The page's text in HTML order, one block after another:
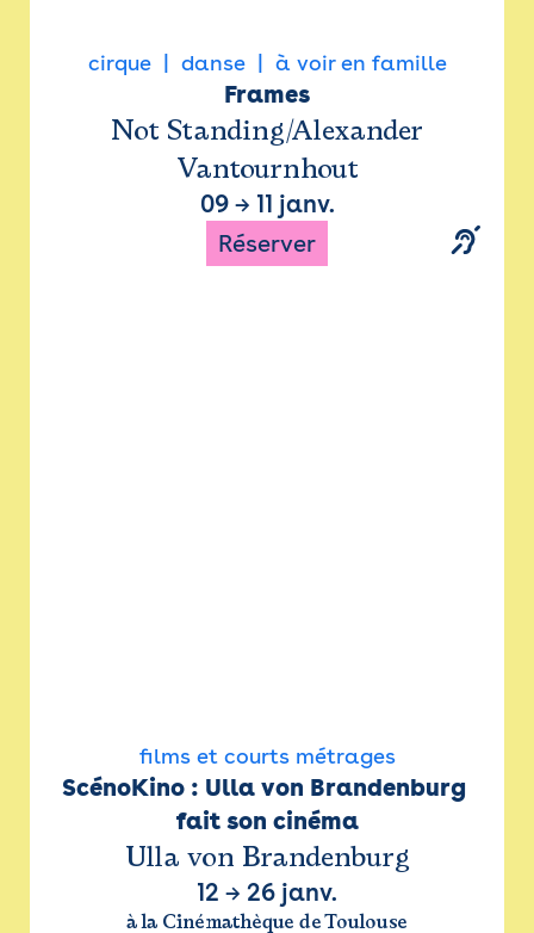
cirque danse à voir en famille
Frames
Not Standing/Alexander
Vantournhout
09→ 11 janv.
Réserver
films et courts métrages
ScénoKino : Ulla von Brandenburg
fait son cinéma
Ulla von Brandenburg
12 → 26 janv.
à la Cinémathèque de Toulouse